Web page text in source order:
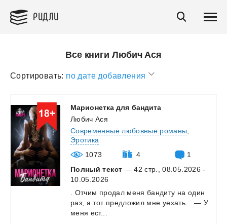
РИДЛИ
Все книги Любич Ася
Сортировать: по дате добавления
Марионетка для бандита
Любич Ася
Современные любовные романы
Эротика
1073
4
1
Полный текст — 42 стр., 08.05.2026 -
10.05.2026
Отчим продал меня бандиту на один
раз, а тот предложил мне уехать... — У
меня ест...